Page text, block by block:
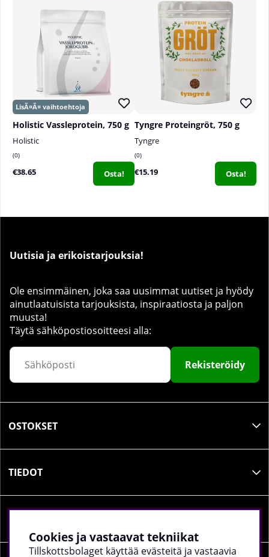
Holistic Vassleprotein, 750 g
Holistic
0
€38.65 Osta!
Tyngre Proteingröt, 750 g
Tyngre
0
€15.19 Osta!
Uutisia ja erikoistarjouksia!
Ole ensimmäinen, joka saa uusimmat uutiset ja hyödy
ainutlaatuisista tarjouksista, inspiraatiosta ja paljon
muusta!
Täytä sähköpostiosoitteesi alla:
Rekisteröidy
OSTOKSET
TIEDOT
Cookies ja vastaavat tekniikat
Tillskottsbolaget käyttää evästeitä ja vastaavia